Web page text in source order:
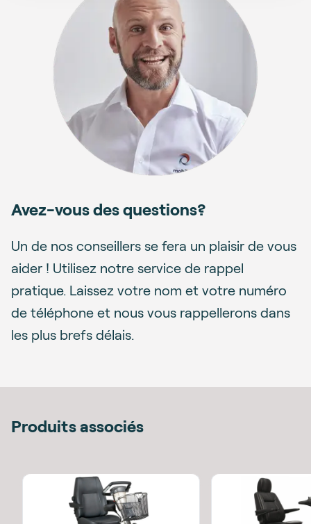
Avez-vous des questions?
Un de nos conseillers se fera un plaisir de vous
aider ! Utilisez notre service de rappel
pratique. Laissez votre nom et votre numéro
de téléphone et nous vous rappellerons dans
les plus brefs délais.
Produits associés